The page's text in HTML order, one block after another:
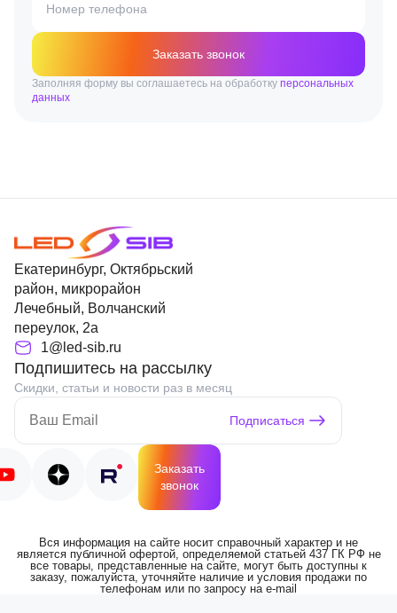
Номер телефона
Заказать звонок
Заполняя форму вы соглашаетесь на обработку персональных
данных
Екатеринбург, Октябрьский
район, микрорайон
Лечебный, Волчанский
переулок, 2а
1@led-sib.ru
Подпишитесь на рассылку
Скидки, статьи и новости раз в месяц
Подписаться
Заказать
звонок
Вся информация на сайте носит справочный характер и не
является публичной офертой, определяемой статьей 437 ГК РФ не
все товары, представленные на сайте, могут быть доступны к
заказу, пожалуйста, уточняйте наличие и условия продажи по
телефонам или по запросу на e-mail